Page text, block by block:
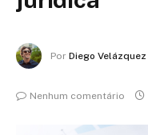
Por Diego Velázquez
Nenhum comentário